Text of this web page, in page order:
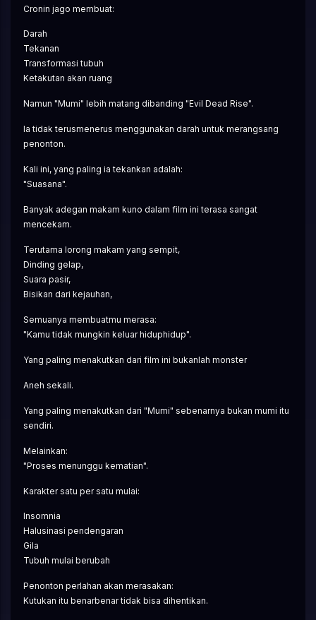
Cronin jago membuat:
Darah
Tekanan
Transformasi tubuh
Ketakutan akan ruang
Namun "Mumi" lebih matang dibanding "Evil Dead Rise".
Ia tidak terusmenerus menggunakan darah untuk merangsang
penonton.
Kali ini, yang paling ia tekankan adalah:
"Suasana".
Banyak adegan makam kuno dalam film ini terasa sangat
mencekam.
Terutama lorong makam yang sempit,
Dinding gelap,
Suara pasir,
Bisikan dari kejauhan,
Semuanya membuatmu merasa:
"Kamu tidak mungkin keluar hiduphidup".
Yang paling menakutkan dari film ini bukanlah monster
Aneh sekali.
Yang paling menakutkan dari "Mumi" sebenarnya bukan mumi itu
sendiri.
Melainkan:
"Proses menunggu kematian".
Karakter satu per satu mulai:
Insomnia
Halusinasi pendengaran
Gila
Tubuh mulai berubah
Penonton perlahan akan merasakan:
Kutukan itu benarbenar tidak bisa dihentikan.